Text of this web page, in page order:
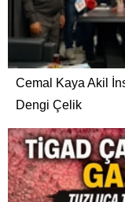
Cemal Kaya Akil
Dengi Çelik